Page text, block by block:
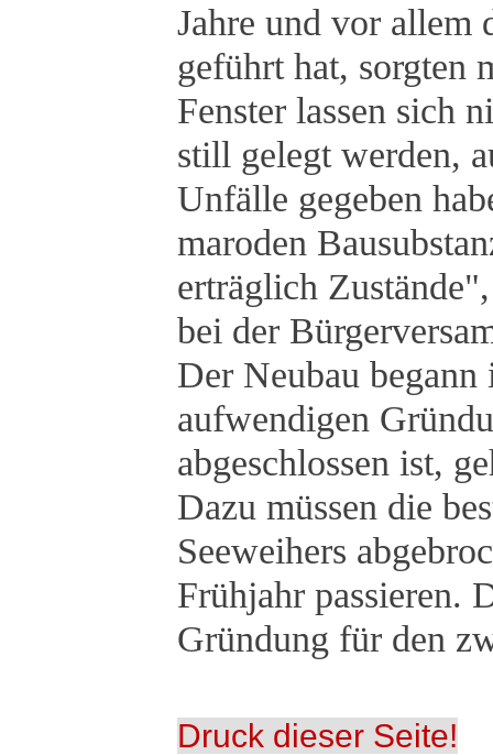
Jahre und vor allem
geführt hat, sorgten
Fenster lassen sich
still gelegt werden,
Unfälle gegeben
maroden
erträglich
bei der
Der Neubau begann
aufwendigen
abgeschlossen ist,
Dazu müssen die
Seeweihers
Frühjahr passieren.
Gründung für den
Druck dieser Seite!